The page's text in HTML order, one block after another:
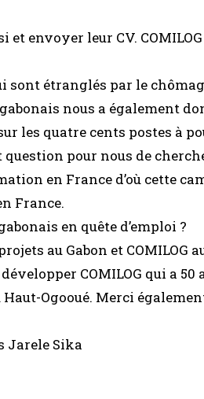
et envoyer leur CV.
sont étranglés par le
nous a également
les quatre cents postes à
question pour nous de
en France d’où cette
France.
en quête d’emploi ?
au Gabon et COMILOG
COMILOG qui a
Ogooué. Merci
Jarele Sika